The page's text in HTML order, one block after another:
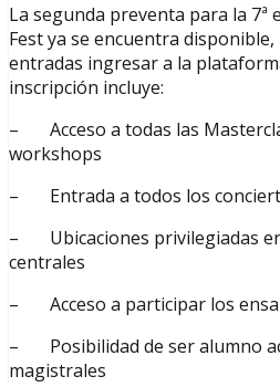
La segunda preventa para la 7ª
Fest ya se encuentra
entradas ingresar a la
inscripción incluye:
– Acceso a todas las
workshops
– Entrada a todos los
– Ubicaciones privilegiadas
centrales
– Acceso a participar los
– Posibilidad de ser alumno
magistrales